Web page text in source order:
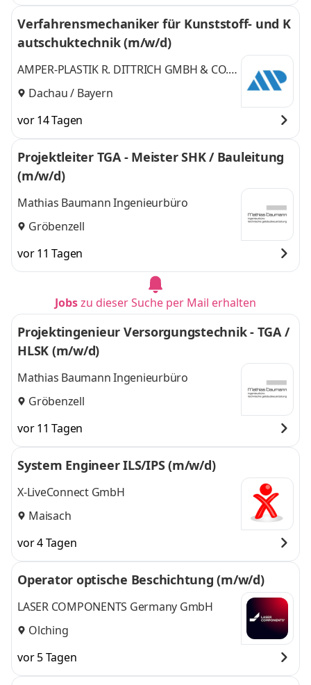
Verfahrensmechaniker für Kunststoff- und K
autschuktechnik (m/w/d)
AMPER-PLASTIK R. DITTRICH GMBH & CO.
KGDachau / Bayern
vor 14 Tagen
Projektleiter TGA - Meister SHK / Bauleitung
(m/w/d)
Mathias Baumann Ingenieurbüro
Gröbenzell
vor 11 Tagen
Jobszu dieser Suche per Mail erhalten
Projektingenieur Versorgungstechnik - TGA /
HLSK (m/w/d)
Mathias Baumann Ingenieurbüro
Gröbenzell
vor 11 Tagen
System Engineer ILS/IPS (m/w/d)
X-LiveConnect GmbH
Maisach
vor 4 Tagen
Operator optische Beschichtung (m/w/d)
LASER COMPONENTS Germany GmbH
Olching
vor 5 Tagen